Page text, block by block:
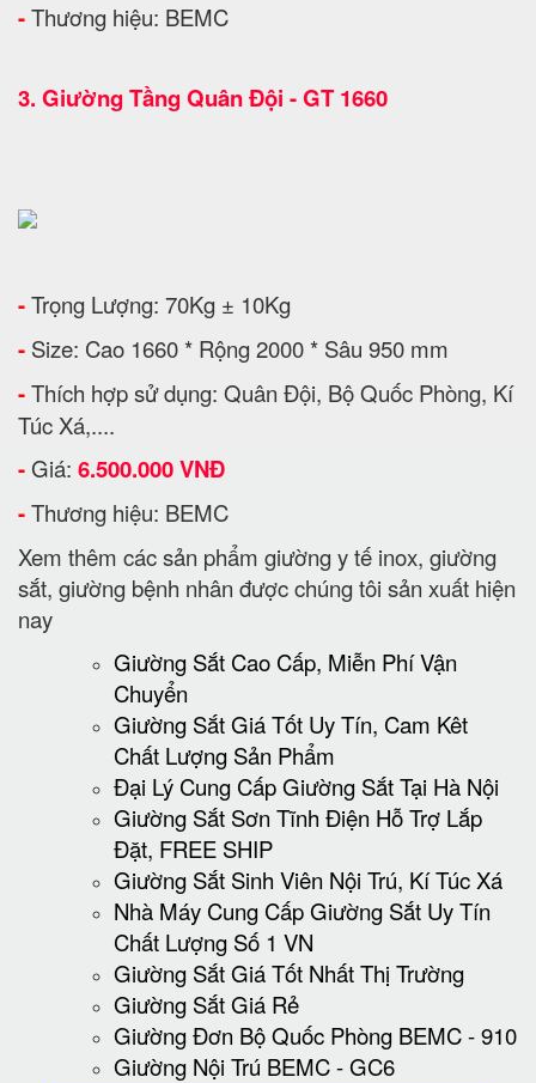
-Thương hiệu: BEMC
3. Giường Tầng Quân Đội - GT 1660
-Trọng Lượng: 70Kg ± 10Kg
- Size: Cao 1660 * Rộng 2000 * Sâu 950 mm
-Thích hợp sử dụng: Quân Đội, Bộ Quốc Phòng, Kí
Túc Xá,....
- Giá: 6.500.000 VNĐ
-Thương hiệu: BEMC
Xem thêm các sản phẩm giường y tế inox, giường
sắt, giường bệnh nhân được chúng tôi sản xuất hiện
nay
Giường Sắt Cao Cấp, Miễn Phí Vận
Chuyển
Giường Sắt Giá Tốt Uy Tín, Cam Kêt
Chất Lượng Sản Phẩm
Đại Lý Cung Cấp Giường Sắt Tại Hà Nội
Giường Sắt Sơn Tĩnh Điện Hỗ Trợ Lắp
Đặt, FREE SHIP
Giường Sắt Sinh Viên Nội Trú, Kí Túc Xá
Nhà Máy Cung Cấp Giường Sắt Uy Tín
Chất Lượng Số 1 VN
Giường Sắt Giá Tốt Nhất Thị Trường
Giường Sắt Giá Rẻ
Giường Đơn Bộ Quốc Phòng BEMC - 910
Giường Nội Trú BEMC - GC6